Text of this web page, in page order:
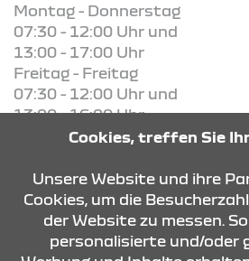
Montag - Donnerstag
07:30 - 12:00 Uhr und
13:00 - 17:00 Uhr
Freitag - Freitag
07:30 - 12:00 Uhr und
13:00 - 16:00 Uhr
KONTAKT & ANFAHRT
ÖFFNUNGSZEITEN
Cookies, treffen Sie
Unsere Website und ihre
Cookies, um die
der Website zu messen.
personalisierte und/oder